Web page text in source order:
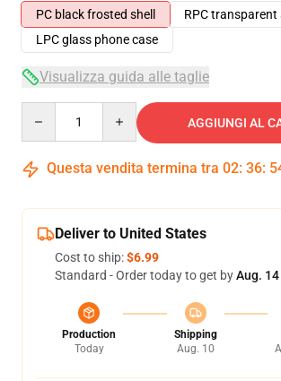
PC black frosted shell
RPC transparent
LPC glass phone case
Visualizza guida alle taglie
AGGIUNGI AL
Questa vendita termina tra 02: 36:
Deliver to United States
Cost to ship:$6.99
Standard - Order today to get byAug. 14
Production
Today
Shipping
Aug. 10